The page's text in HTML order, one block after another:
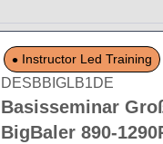
Instructor Led Training
DESBBIGLB1DE
Basisseminar
BigBaler 890-